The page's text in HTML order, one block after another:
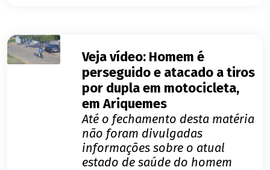
Veja vídeo: Homem é
perseguido e atacado a tiros
por dupla em motocicleta,
em Ariquemes
Até o fechamento desta matéria
não foram divulgadas
informações sobre o atual
estado de saúde do homem